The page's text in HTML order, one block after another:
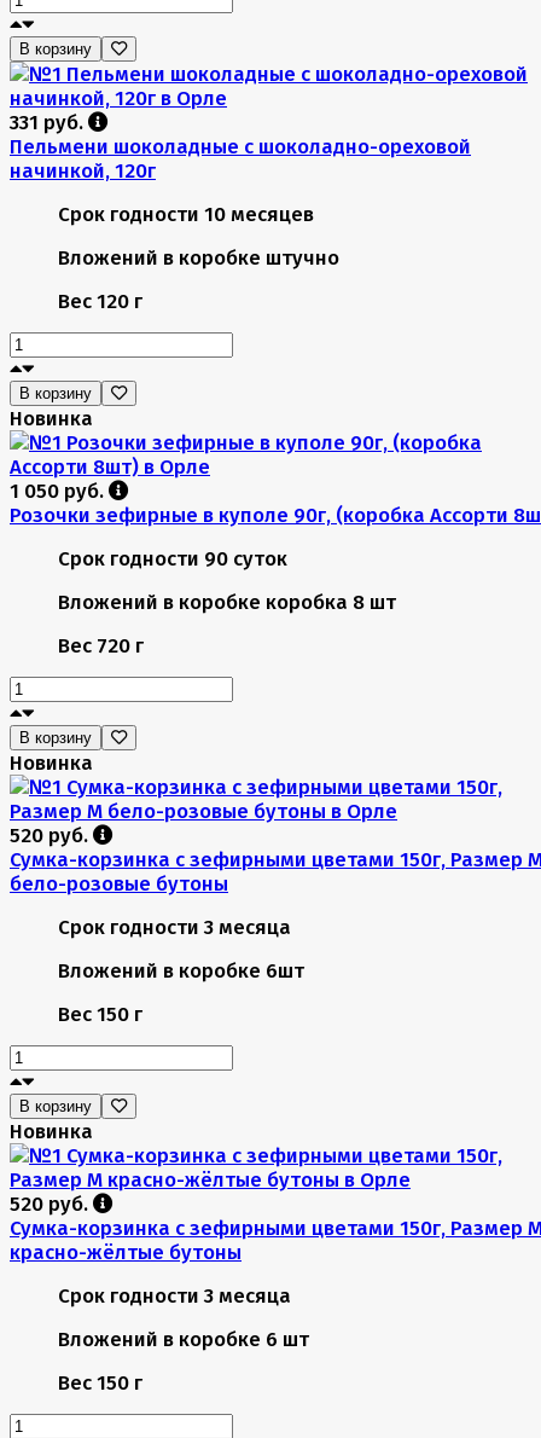
В корзину
331 руб.
Пельмени шоколадные с шоколадно-ореховой
начинкой, 120г
Срок годности 10 месяцев
Вложений в коробке штучно
Вес 120 г
В корзину
Новинка
1 050 руб.
Розочки зефирные в куполе 90г, (коробка Ассорти
Срок годности 90 суток
Вложений в коробке коробка 8 шт
Вес 720 г
В корзину
Новинка
520 руб.
Сумка-корзинка с зефирными цветами 150г, Размер
бело-розовые бутоны
Срок годности 3 месяца
Вложений в коробке 6шт
Вес 150 г
В корзину
Новинка
520 руб.
Сумка-корзинка с зефирными цветами 150г, Размер
красно-жёлтые бутоны
Срок годности 3 месяца
Вложений в коробке 6 шт
Вес 150 г